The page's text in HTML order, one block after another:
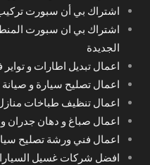
اشتراك بي أن سبورت
الجديدة
اعمال تبديل اطارات و
اعمال تصليح سيارة و
اعمال تنظيف طباخات
اعمال صباغ و دهان جدران
اعمال فني ورشة تصليح
افضل شركات غسيل